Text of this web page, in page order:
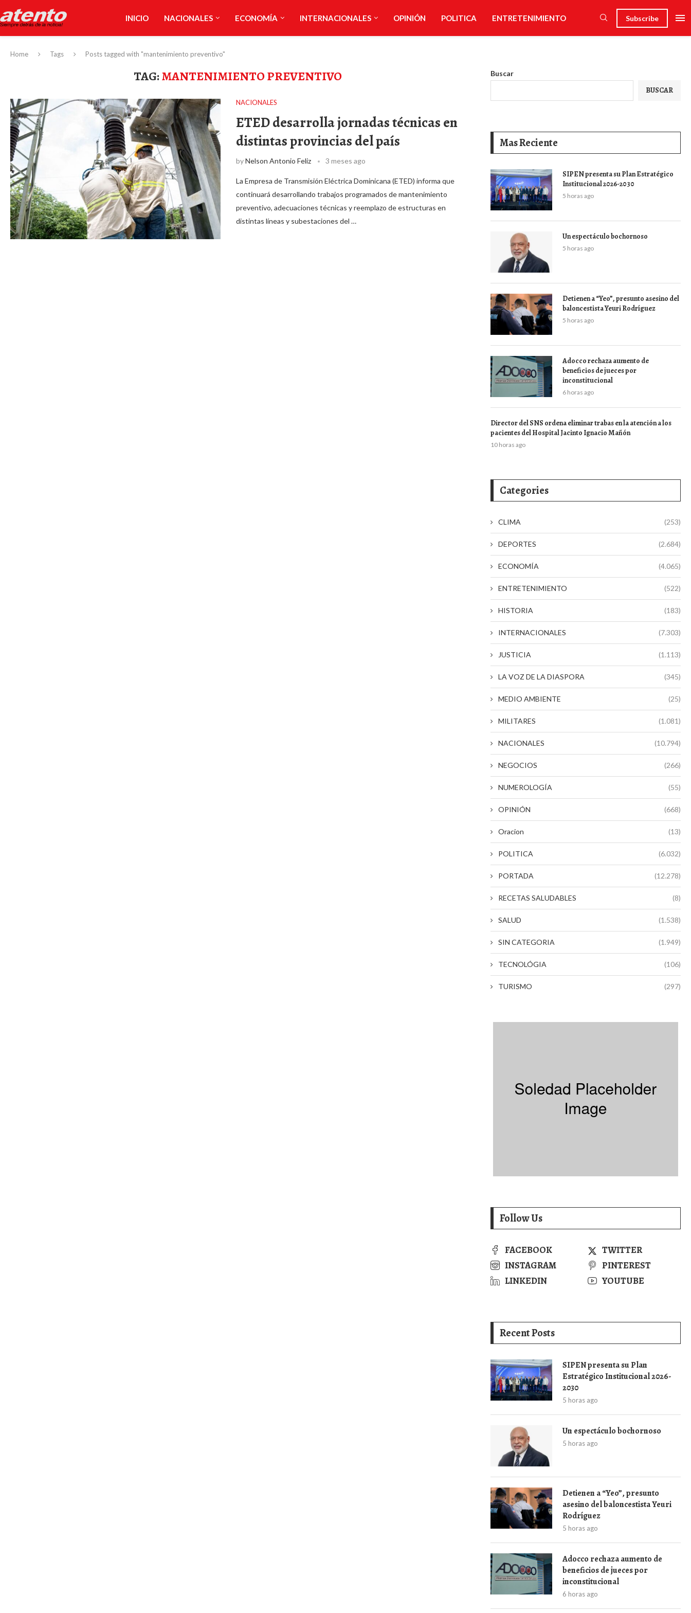
INICIO NACIONALES ECONOMÍA INTERNACIONALES OPINIÓN POLITICA ENTRETENIMIENTO Subscribe
Home Tags Posts tagged with "mantenimiento preventivo"
TAG:MANTENIMIENTO PREVENTIVO
NACIONALES
ETED desarrolla jornadas técnicas en
distintas provincias del país
byNelson Antonio Feliz 3 meses ago
La Empresa de Transmisión Eléctrica Dominicana (ETED) informa que
continuará desarrollando trabajos programados de mantenimiento
preventivo, adecuaciones técnicas y reemplazo de estructuras en
distintas líneas y subestaciones del …
Buscar
BUSCAR
Mas Reciente
SIPEN presenta su Plan Estratégico
Institucional 2026-2030
5 horas ago
Un espectáculo bochornoso
5 horas ago
Detienen a “Yeo”, presunto asesino del
baloncestista Yeuri Rodríguez
5 horas ago
Adocco rechaza aumento de
beneficios de jueces por
inconstitucional
6 horas ago
Director del SNS ordena eliminar trabas en la atención a los
pacientes del Hospital Jacinto Ignacio Mañón
10 horas ago
Categories
CLIMA (253)
DEPORTES (2.684)
ECONOMÍA (4.065)
ENTRETENIMIENTO (522)
HISTORIA (183)
INTERNACIONALES (7.303)
JUSTICIA (1.113)
LA VOZ DE LA DIASPORA (345)
MEDIO AMBIENTE (25)
MILITARES (1.081)
NACIONALES (10.794)
NEGOCIOS (266)
NUMEROLOGÍA (55)
OPINIÓN (668)
Oracion (13)
POLITICA (6.032)
PORTADA (12.278)
RECETAS SALUDABLES (8)
SALUD (1.538)
SIN CATEGORIA (1.949)
TECNOLÓGIA (106)
TURISMO (297)
Follow Us
FACEBOOK
TWITTER
INSTAGRAM
PINTEREST
LINKEDIN
YOUTUBE
Recent Posts
SIPEN presenta su Plan
Estratégico Institucional 2026-
2030
5 horas ago
Un espectáculo bochornoso
5 horas ago
Detienen a “Yeo”, presunto
asesino del baloncestista Yeuri
Rodríguez
5 horas ago
Adocco rechaza aumento de
beneficios de jueces por
inconstitucional
6 horas ago